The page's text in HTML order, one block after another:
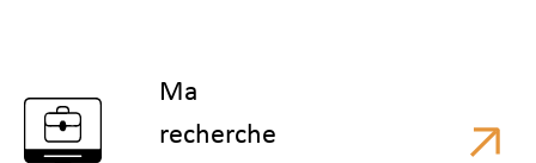
Ma
recherche